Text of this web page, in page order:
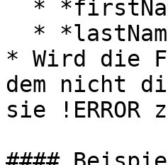
* Wird die
dem nicht
sie !ERROR